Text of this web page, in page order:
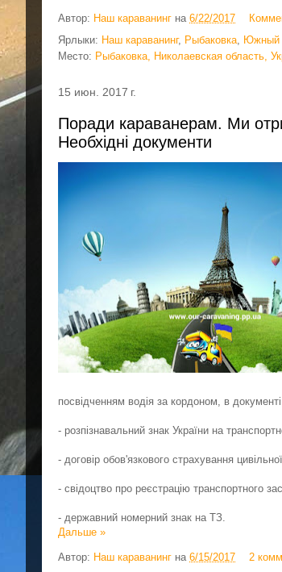
Автор: Наш караванинг на 6/22/2017
Ярлыки: Наш караванинг, Рыбаковка, Южный
Место: Рыбаковка, Николаевская область,
15 июн. 2017 г.
Поради караванерам. Ми
Необхідні документи
посвідченням водія за кордоном, в
- розпізнавальний знак України на
- договір обов'язкового страхування
- свідоцтво про реєстрацію транспортного
- державний номерний знак на ТЗ.
Дальше »
Автор: Наш караванинг на 6/15/2017
2